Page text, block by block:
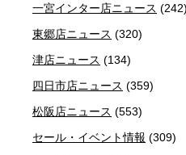
一宮インター店ニュース (242)
東郷店ニュース (320)
津店ニュース (134)
四日市店ニュース (359)
松阪店ニュース (553)
セール・イベント情報 (309)